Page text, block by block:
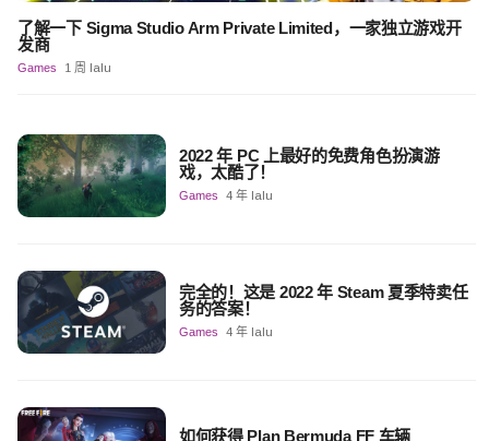
了解一下 Sigma Studio Arm Private Limited，一家独立游戏开
发商
Games 1 周 lalu
2022 年 PC 上最好的免费角色扮演游
戏，太酷了！
Games 4 年 lalu
完全的！这是 2022 年 Steam 夏季特卖任
务的答案！
Games 4 年 lalu
如何获得 Plan Bermuda FF 车辆